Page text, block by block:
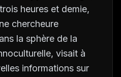
heures et demie,
chercheure
la sphère de la
visait à
informations sur